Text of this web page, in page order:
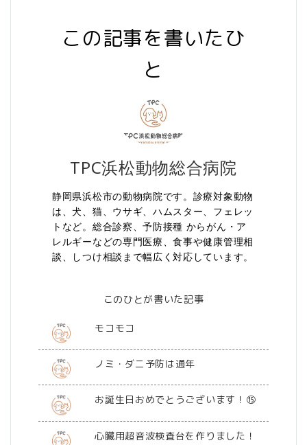
この記事を書いたひ
と
TPC浜松動物総合病院
静岡県浜松市の動物病院です。診療対象動物
は、犬、猫、ウサギ、ハムスター、フェレッ
トなど。総合診察、予防接種 からがん・ア
レルギーなどの専門医療、食事や健康管理相
談、しつけ相談まで幅広く対応しています。
このひとが書いた記事
モコモコ
ノミ・ダニ予防は通年
お誕生日おめでとうございます！⑮
心臓用超音波検査台を作りました！